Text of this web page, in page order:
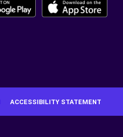
ACCESSIBILITY STATEMENT